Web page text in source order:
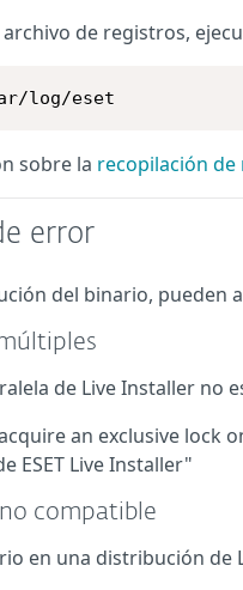
archivo de registros,
log/eset
sobre la recopilación de
error
del binario, pueden
de Live Installer no
an exclusive lock
ESET Live Installer"
compatible
en una distribución